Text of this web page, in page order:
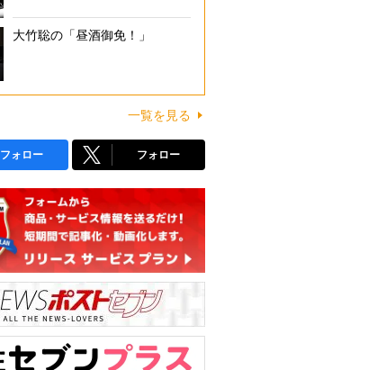
大竹聡の「昼酒御免！」
一覧を見る
フォロー フォロー